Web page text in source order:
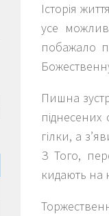
Історія
усе
побажало
Пишна
гілки, а
З Того,
кидають на